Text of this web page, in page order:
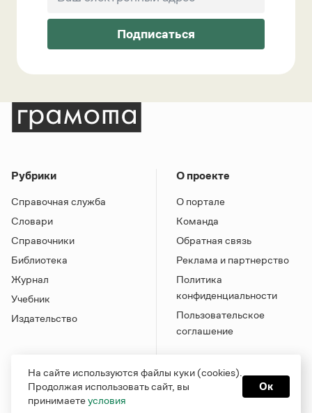
Подписаться
Рубрики
Справочная служба
Словари
Справочники
Библиотека
Журнал
Учебник
Издательство
О проекте
О портале
Команда
Обратная связь
Реклама и партнерство
Политика
конфиденциальности
Пользовательское
соглашение
На сайте используются файлы куки (cookies).
Продолжая использовать сайт, вы
принимаетеусловия
Ок